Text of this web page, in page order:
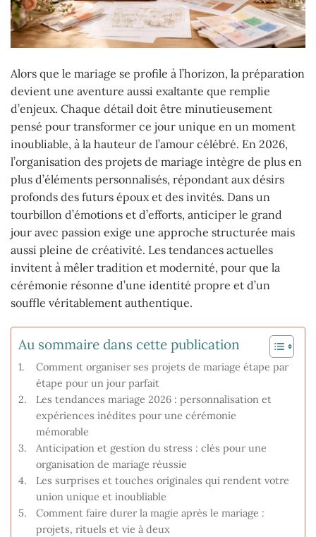
Alors que le mariage se profile à l’horizon, la préparation
devient une aventure aussi exaltante que remplie
d’enjeux. Chaque détail doit être minutieusement
pensé pour transformer ce jour unique en un moment
inoubliable, à la hauteur de l’amour célébré. En 2026,
l’organisation des projets de mariage intègre de plus en
plus d’éléments personnalisés, répondant aux désirs
profonds des futurs époux et des invités. Dans un
tourbillon d’émotions et d’efforts, anticiper le grand
jour avec passion exige une approche structurée mais
aussi pleine de créativité. Les tendances actuelles
invitent à mêler tradition et modernité, pour que la
cérémonie résonne d’une identité propre et d’un
souffle véritablement authentique.
Au sommaire dans cette publication
Comment organiser ses projets de mariage étape par
étape pour un jour parfait
Les tendances mariage 2026 : personnalisation et
expériences inédites pour une cérémonie
mémorable
Anticipation et gestion du stress : clés pour une
organisation de mariage réussie
Les surprises et touches originales qui rendent votre
union unique et inoubliable
Comment faire durer la magie après le mariage :
projets, rituels et vie à deux